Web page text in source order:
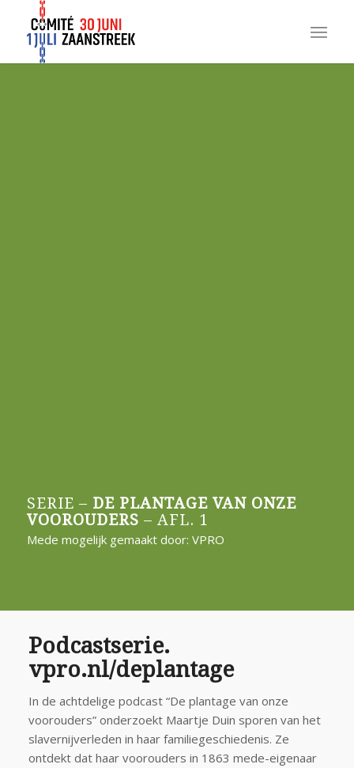
SERIE – DE PLANTAGE VAN ONZE
VOOROUDERS – AFL. 1
Mede mogelijk gemaakt door: VPRO
Podcastserie.
vpro.nl/deplantage
In de achtdelige podcast “De plantage van onze
voorouders” onderzoekt Maartje Duin sporen van het
slavernijverleden in haar familiegeschiedenis. Ze
ontdekt dat haar voorouders in 1863 mede-eigenaar